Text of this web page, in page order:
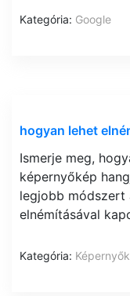
Kategória: Google
hogyan lehet
Ismerje meg,
képernyőkép
legjobb módszert
elnémításával
Kategória: